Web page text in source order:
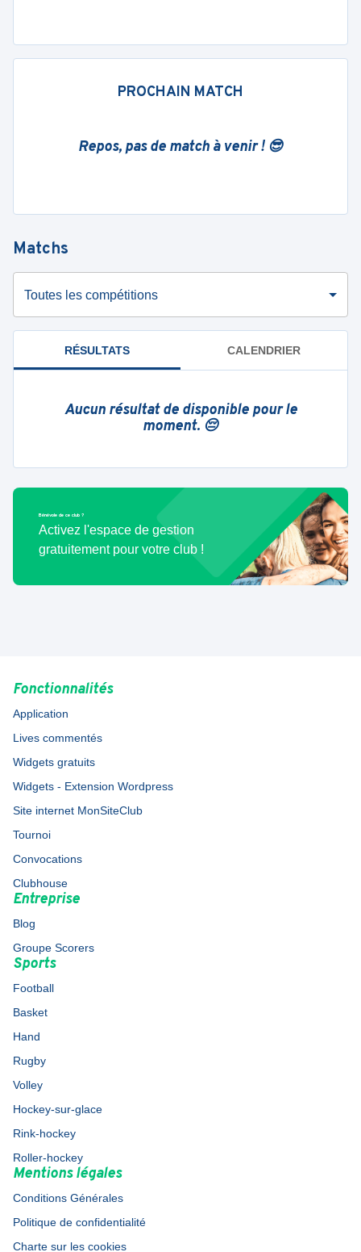
PROCHAIN MATCH
Repos, pas de match à venir ! 😎
Matchs
Toutes les compétitions
RÉSULTATS CALENDRIER
Aucun résultat de disponible pour le
moment. 😔
Bénévole de ce club ?
Activez l'espace de gestion
gratuitement pour votre club !
Fonctionnalités
Application
Lives commentés
Widgets gratuits
Widgets - Extension Wordpress
Site internet MonSiteClub
Tournoi
Convocations
Clubhouse
Entreprise
Blog
Groupe Scorers
Sports
Football
Basket
Hand
Rugby
Volley
Hockey-sur-glace
Rink-hockey
Roller-hockey
Mentions légales
Conditions Générales
Politique de confidentialité
Charte sur les cookies